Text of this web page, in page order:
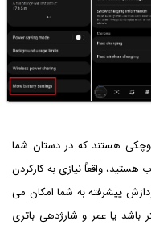
هستند که در دستان شما
واقعاً نیازی به کارکردن
پیشرفته به شما امکان می
باشد یا عمر و شارژدهی باتری